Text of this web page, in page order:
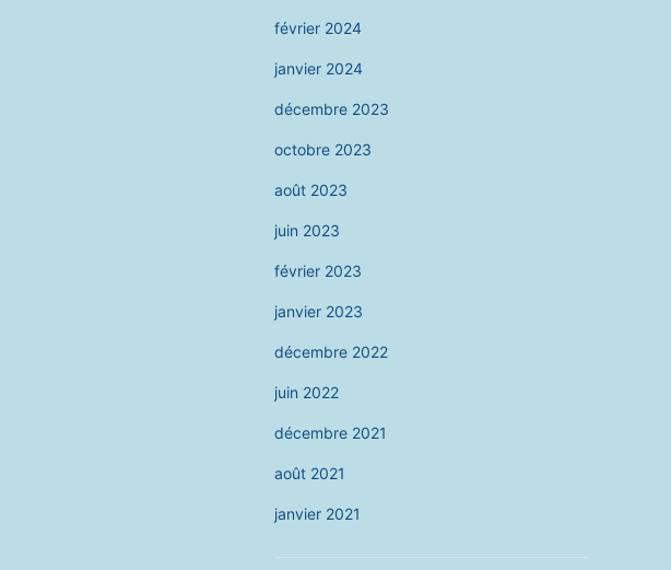
février 2024
janvier 2024
décembre 2023
octobre 2023
août 2023
juin 2023
février 2023
janvier 2023
décembre 2022
juin 2022
décembre 2021
août 2021
janvier 2021